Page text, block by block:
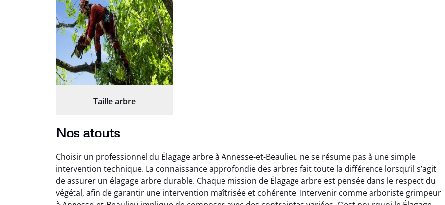
Taille arbre
Nos atouts
Choisir un professionnel du Élagage arbre à Annesse-et-Beaulieu ne se résume pas à une simple
intervention technique. La connaissance approfondie des arbres fait toute la différence lorsqu’il s’agit
de assurer un élagage arbre durable. Chaque mission de Élagage arbre est pensée dans le respect du
végétal, afin de garantir une intervention maîtrisée et cohérente. Intervenir comme arboriste grimpeur